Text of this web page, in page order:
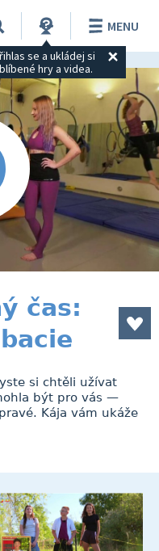
se a ukládej si
hry a videa.
MENU
čas:
si chtěli užívat
být pro vás —
Kája vám ukáže